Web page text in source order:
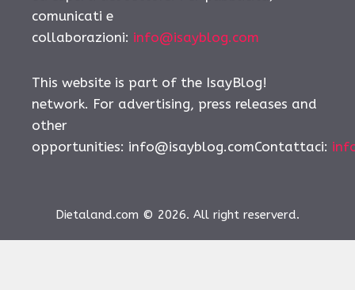
comunicati e
collaborazioni: info@isayblog.com
This website is part of the IsayBlog!
network. For advertising, press releases and
other
opportunities: info@isayblog.comContattaci:
Dietaland.com © 2026. All right reserverd.